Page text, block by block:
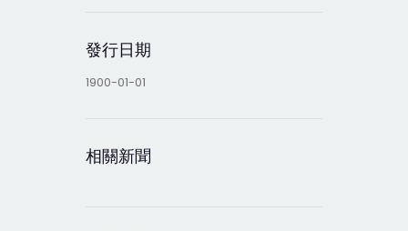
發行日期
1900-01-01
相關新聞